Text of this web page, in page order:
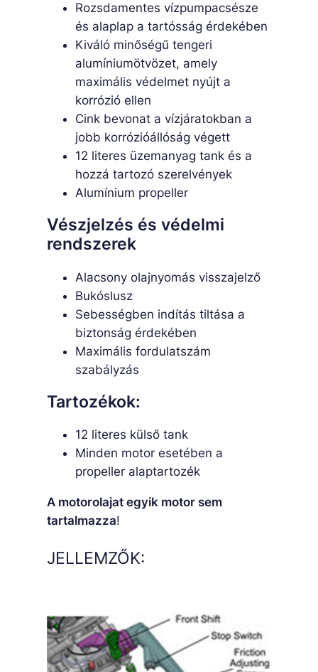
Rozsdamentes vízpumpacsésze
és alaplap a tartósság érdekében
Kiváló minőségű tengeri
alumíniumötvözet, amely
maximális védelmet nyújt a
korrózió ellen
Cink bevonat a vízjáratokban a
jobb korrózióállóság végett
12 literes üzemanyag tank és a
hozzá tartozó szerelvények
Alumínium propeller
Vészjelzés és védelmi
rendszerek
Alacsony olajnyomás visszajelző
Bukóslusz
Sebességben indítás tiltása a
biztonság érdekében
Maximális fordulatszám
szabályzás
Tartozékok:
12 literes külső tank
Minden motor esetében a
propeller alaptartozék
A motorolajat egyik motor sem
tartalmazza!
JELLEMZŐK: